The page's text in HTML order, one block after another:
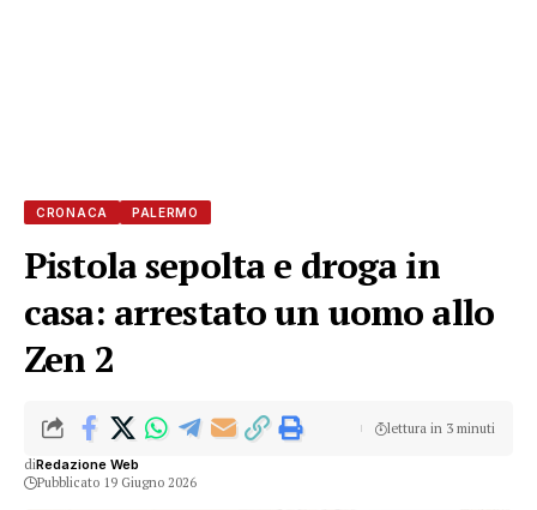
CRONACA PALERMO
Pistola sepolta e droga in
casa: arrestato un uomo allo
Zen 2
diRedazione Web
Pubblicato 19 Giugno 2026
lettura in 3 minuti